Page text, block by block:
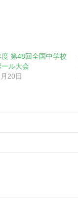
第48回全国中学校
ル大会
20日